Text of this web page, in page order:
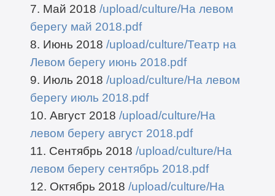
7. Май 2018 /upload/culture/На левом
берегу май 2018.pdf
8. Июнь 2018 /upload/culture/Театр на
Левом берегу июнь 2018.pdf
9. Июль 2018 /upload/culture/На левом
берегу июль 2018.pdf
10. Август 2018 /upload/culture/На
левом берегу август 2018.pdf
11. Сентябрь 2018 /upload/culture/На
левом берегу сентябрь 2018.pdf
12. Октябрь 2018 /upload/culture/На